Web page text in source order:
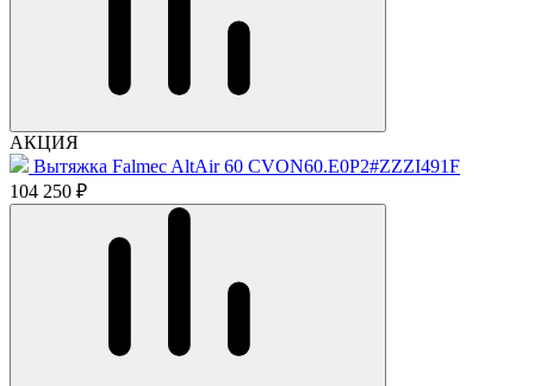
АКЦИЯ
Вытяжка Falmec AltAir 60 CVON60.E0P2#ZZZI491F
104 250 ₽